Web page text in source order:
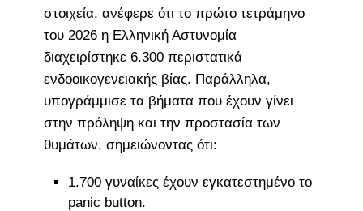
στοιχεία, ανέφερε ότι το πρώτο τετράμηνο
του 2026 η Ελληνική Αστυνομία
διαχειρίστηκε 6.300 περιστατικά
ενδοοικογενειακής βίας. Παράλληλα,
υπογράμμισε τα βήματα που έχουν γίνει
στην πρόληψη και την προστασία των
θυμάτων, σημειώνοντας ότι:
1.700 γυναίκες έχουν εγκατεστημένο το
panic button.